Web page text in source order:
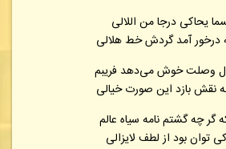
یحاکی درجا من اللالی
درخور آمد گردش خط هلالی
وصلت خوش می‌دهد فریبم
نقش بازد این صورت خیالی
گر چه گشتم نامه سیاه عالم
توان بود از لطف لایزالی